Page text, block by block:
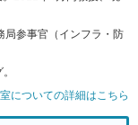
局参事官（インフラ・防
についての詳細はこちら